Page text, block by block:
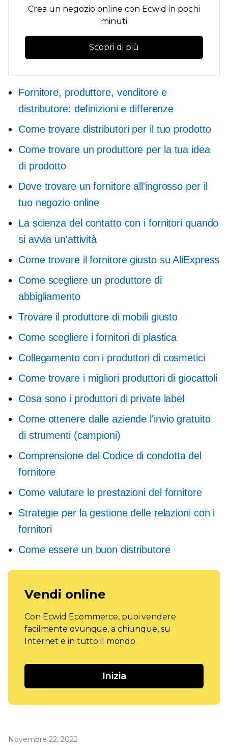
Crea un negozio online con Ecwid in pochi
minuti
Scopri di più
Fornitore, produttore, venditore e
distributore: definizioni e differenze
Come trovare distributori per il tuo prodotto
Come trovare un produttore per la tua idea
di prodotto
Dove trovare un fornitore all'ingrosso per il
tuo negozio online
La scienza del contatto con i fornitori quando
si avvia un'attività
Come trovare il fornitore giusto su AliExpress
Come scegliere un produttore di
abbigliamento
Trovare il produttore di mobili giusto
Come scegliere i fornitori di plastica
Collegamento con i produttori di cosmetici
Come trovare i migliori produttori di giocattoli
Cosa sono i produttori di private label
Come ottenere dalle aziende l'invio gratuito
di strumenti (campioni)
Comprensione del Codice di condotta del
fornitore
Come valutare le prestazioni del fornitore
Strategie per la gestione delle relazioni con i
fornitori
Come essere un buon distributore
Vendi online
Con Ecwid Ecommerce, puoi vendere
facilmente ovunque, a chiunque, su
Internet e in tutto il mondo.
Inizia
Novembre 22, 2022